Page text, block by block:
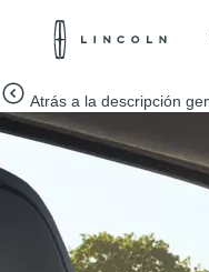
Saltar al contenido
Atrás a la descripción